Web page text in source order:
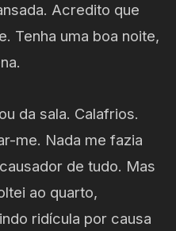
Acredito que
Tenha uma boa noite,
da sala. Calafrios.
me. Nada me fazia
de tudo. Mas
ao quarto,
ridícula por causa